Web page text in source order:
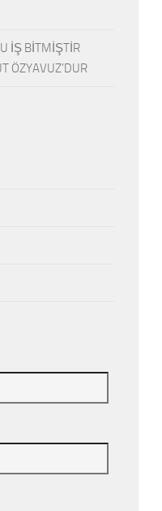
İŞ BİTMİŞTİR
ÖZYAVUZ’DUR